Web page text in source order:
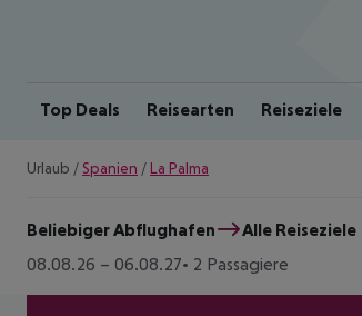
Top Deals Reisearten Reiseziele
Urlaub / Spanien / La Palma
Beliebiger Abflughafen
Alle Reiseziele
08.08.26 – 06.08.27 2 Passagiere